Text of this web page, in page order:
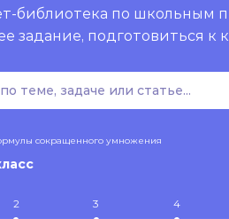
библиотека по школьным
задание, подготовиться
сокращенного умножения
2 3 4